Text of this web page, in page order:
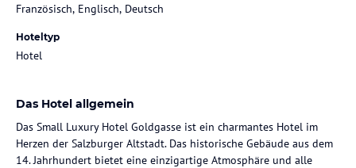
Französisch, Englisch, Deutsch
Hoteltyp
Hotel
Das Hotel allgemein
Das Small Luxury Hotel Goldgasse ist ein charmantes Hotel im
Herzen der Salzburger Altstadt. Das historische Gebäude aus dem
14. Jahrhundert bietet eine einzigartige Atmosphäre und alle